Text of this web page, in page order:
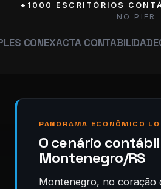
+1000 ESCRITÓRIOS
NO PIER
CONTABILIDADEGRUPO
PANORAMA ECONÔMICO
O cenário
Montenegro/RS
Montenegro, no coração